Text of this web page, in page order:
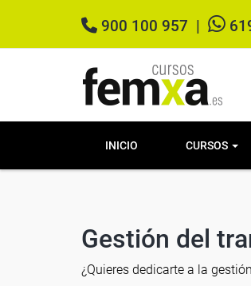
900 100 957
INICIO CURSOS
Gestión del
¿Quieres dedicarte a la